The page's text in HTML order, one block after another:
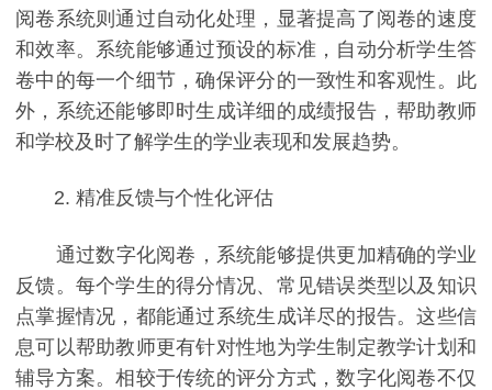
阅卷系统则通过自动化处理，显著提高了阅卷的速度
和效率。系统能够通过预设的标准，自动分析学生答
卷中的每一个细节，确保评分的一致性和客观性。此
外，系统还能够即时生成详细的成绩报告，帮助教师
和学校及时了解学生的学业表现和发展趋势。
2. 精准反馈与个性化评估
通过数字化阅卷，系统能够提供更加精确的学业
反馈。每个学生的得分情况、常见错误类型以及知识
点掌握情况，都能通过系统生成详尽的报告。这些信
息可以帮助教师更有针对性地为学生制定教学计划和
辅导方案。相较于传统的评分方式，数字化阅卷不仅